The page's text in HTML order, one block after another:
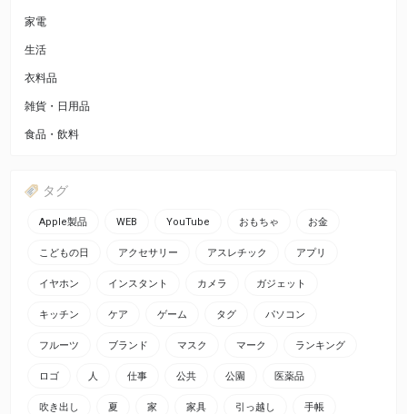
家電
生活
衣料品
雑貨・日用品
食品・飲料
タグ
Apple製品 WEB YouTube おもちゃ お金
こどもの日 アクセサリー アスレチック アプリ
イヤホン インスタント カメラ ガジェット
キッチン ケア ゲーム タグ パソコン
フルーツ ブランド マスク マーク ランキング
ロゴ 人 仕事 公共 公園 医薬品
吹き出し 夏 家 家具 引っ越し 手帳